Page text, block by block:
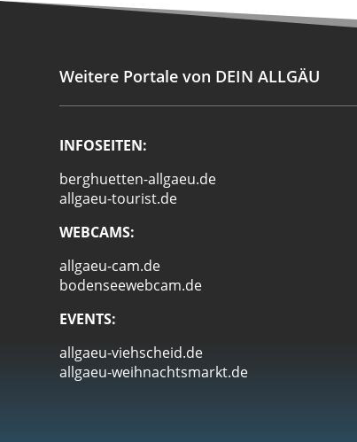
Weitere Portale von DEIN ALLGÄU
INFOSEITEN:
berghuetten-allgaeu.de
allgaeu-tourist.de
WEBCAMS:
allgaeu-cam.de
bodenseewebcam.de
EVENTS:
allgaeu-viehscheid.de
allgaeu-weihnachtsmarkt.de